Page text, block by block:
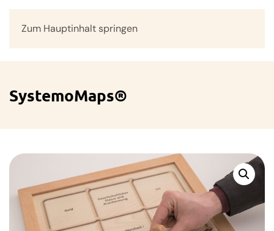
Zum Hauptinhalt springen
SystemoMaps®